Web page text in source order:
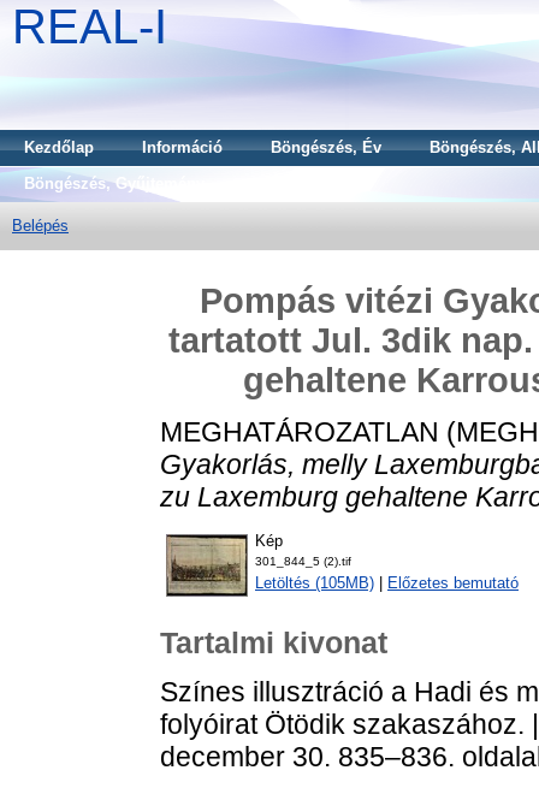
REAL-I
Kezdőlap Információ Böngészés, Év
Böngészés,
Böngészés, Gyűjtemény
Belépés
Pompás vitézi
tartatott Jul. 3dik nap.
gehaltene
MEGHATÁROZATLAN
Gyakorlás, melly
zu Laxemburg gehaltene
Kép
301_844_5 (2).tif
Letöltés (105MB) Előzetes bemutató
Tartalmi kivonat
Színes illusztráció a Hadi és
folyóirat Ötödik szakaszához.
december 30. 835–836.